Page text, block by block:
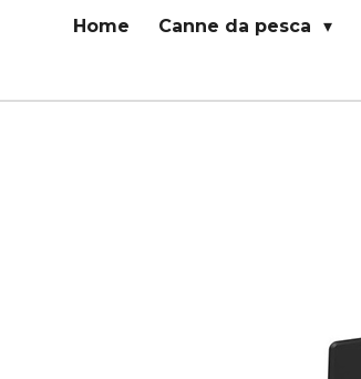
Home Canne da pesca